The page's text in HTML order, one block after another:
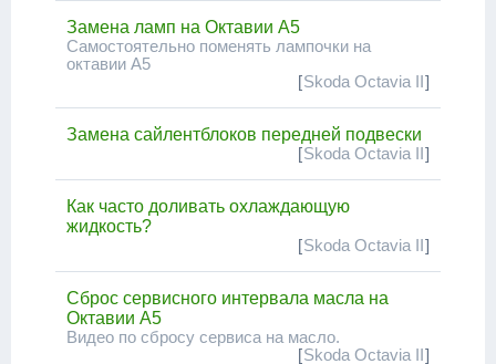
Замена ламп на Октавии А5
Самостоятельно поменять лампочки на
октавии А5
[Skoda Octavia II ]
Замена сайлентблоков передней подвески
[Skoda Octavia II ]
Как часто доливать охлаждающую
жидкость?
[Skoda Octavia II ]
Сброс сервисного интервала масла на
Октавии А5
Видео по сбросу сервиса на масло.
[Skoda Octavia II ]